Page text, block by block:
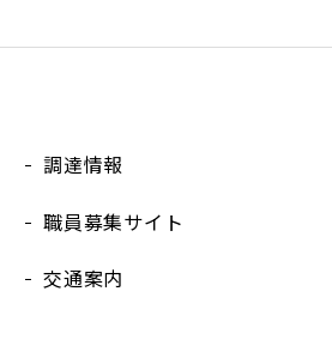
調達情報
職員募集サイト
交通案内